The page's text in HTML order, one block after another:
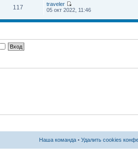
117
traveler
05 окт 2022, 11:46
Наша команда • Удалить cookies